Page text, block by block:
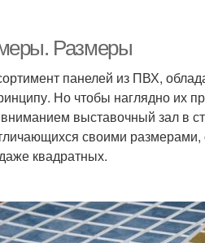
Размеры
панелей из ПВХ,
Но чтобы наглядно их
выставочный зал в
своими размерами,
квадратных.